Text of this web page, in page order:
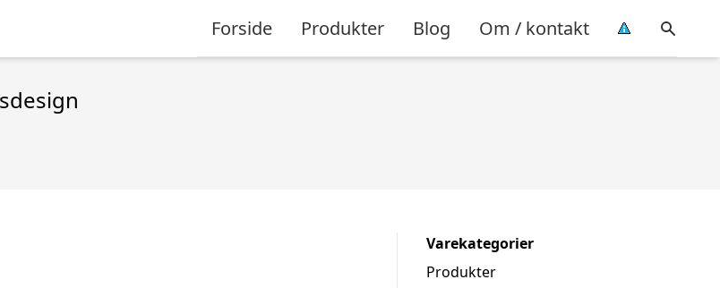
Forside Produkter Blog Om / kontakt
Varekategorier
Produkter